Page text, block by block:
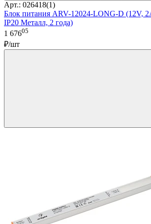
Арт.: 026418(1)
Блок питания ARV-12024-LONG-D (12V,
IP20 Металл, 2 года)
1 67605
₽/шт